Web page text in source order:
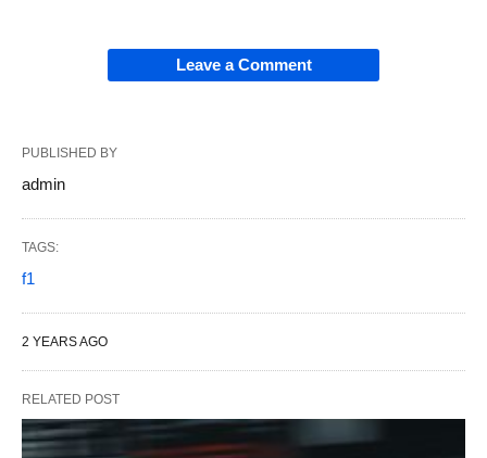
Leave a Comment
PUBLISHED BY
admin
TAGS:
f1
2 YEARS AGO
RELATED POST